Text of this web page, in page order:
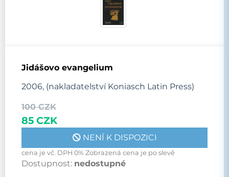
Jidášovo evangelium
2006, (nakladatelství Koniasch Latin Press)
100 CZK
85 CZK
NENÍ K DISPOZICI
cena je vč. DPH 0% Zobrazená cena je po slevě
Dostupnost: nedostupné